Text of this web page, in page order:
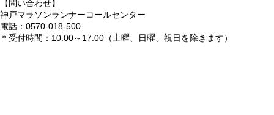
【問い合わせ】
神戸マラソンランナーコールセンター
電話：0570-018-500
＊受付時間：10:00～17:00（土曜、日曜、祝日を除きます）